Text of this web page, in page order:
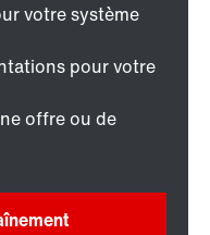
votre système
pour votre
offre ou de